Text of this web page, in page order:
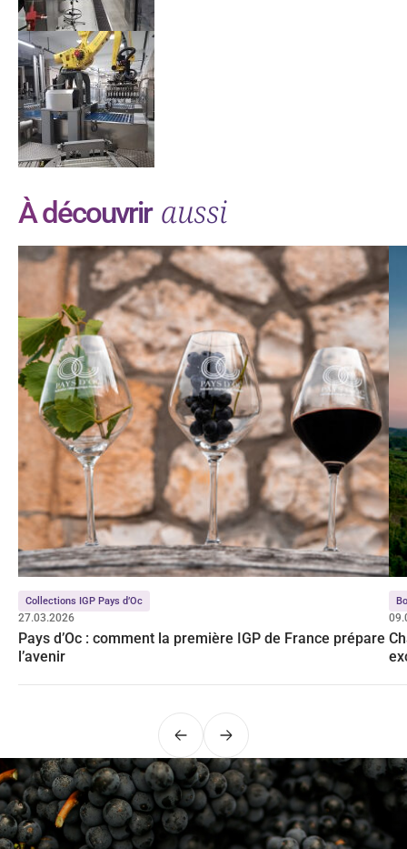
À découvrir aussi
Collections IGP Pays d’Oc
27.03.2026
Pays d’Oc : comment la première IGP de France prépare
l’avenir
PrécédentSuivant